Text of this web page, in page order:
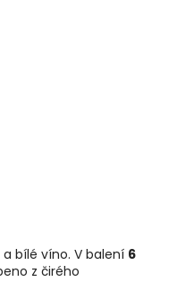
bílé víno. V balení 6
z čirého